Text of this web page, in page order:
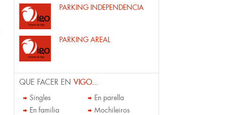
PARKING INDEPENDENCIA
PARKING AREAL
QUE FACER EN VIGO...
Singles
En parella
En familia
Mochileiros